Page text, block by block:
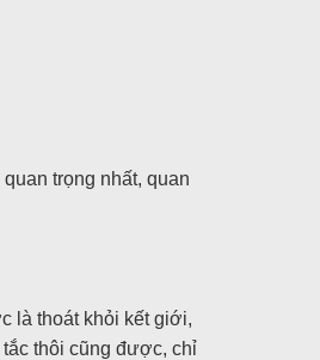
trọng nhất, quan
là thoát khỏi kết giới,
thôi cũng được, chỉ